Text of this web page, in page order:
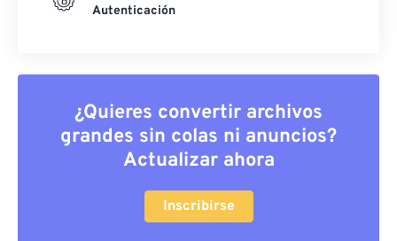
Autenticación
¿Quieres convertir archivos
grandes sin colas ni anuncios?
Actualizar ahora
Inscribirse